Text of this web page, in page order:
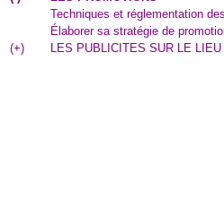
Techniques et réglementation
Élaborer sa stratégie de
(+) LES PUBLICITES SUR LE